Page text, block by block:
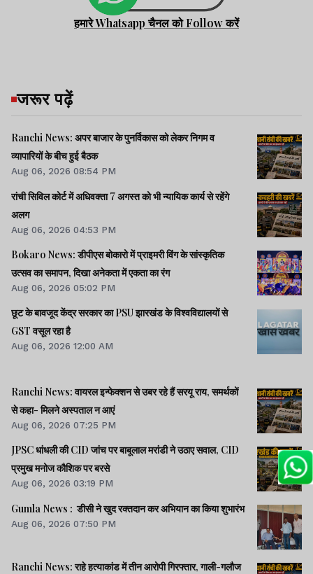
हमारे Whatsapp चैनल को Follow करें
जरूर पढ़ें
Ranchi News: अपर बाजार के पुनर्विकास को लेकर निगम व
व्यापारियों के बीच हुई बैठक
Aug 06, 2026 08:54 PM
रांची सिविल कोर्ट में अधिवक्ता 7 अगस्त को भी न्यायिक कार्य से रहेंगे
अलग
Aug 06, 2026 04:53 PM
Bokaro News: डीपीएस बोकारो में प्राइमरी विंग के सांस्कृतिक
उत्सव का समापन, दिखा अनेकता में एकता का रंग
Aug 06, 2026 05:02 PM
छूट के बावजूद केंद्र सरकार का PSU झारखंड के विश्वविद्यालयों से
GST वसूल रहा है
Aug 06, 2026 12:00 AM
Ranchi News: वायरल इन्फेक्शन से उबर रहे हैं सरयू राय, समर्थकों
से कहा- मिलने अस्पताल न आएं
Aug 06, 2026 07:25 PM
JPSC धांधली की CID जांच पर बाबूलाल मरांडी ने उठाए सवाल, CID
प्रमुख मनोज कौशिक पर बरसे
Aug 06, 2026 03:19 PM
Gumla News : डीसी ने खुद रक्तदान कर अभियान का किया शुभारंभ
Aug 06, 2026 07:50 PM
Ranchi News: राहे हत्याकांड में तीन आरोपी गिरफ्तार, गाली-गलौज